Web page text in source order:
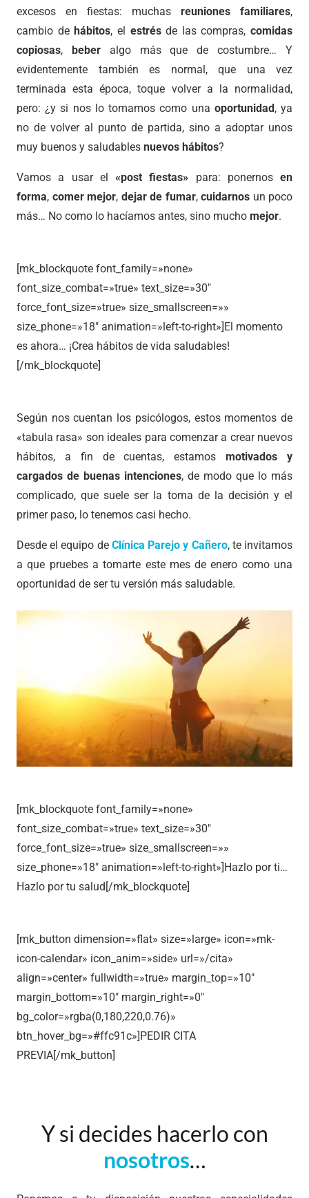
excesos en fiestas: muchas reuniones familiares,
cambio de hábitos, el estrésde las compras, comidas
copiosas, beberalgo más que de costumbre… Y
evidentemente también es normal, que una vez
terminada esta época, toque volver a la normalidad,
pero: ¿y si nos lo tomamos como una oportunidad , ya
no de volver al punto de partida, sino a adoptar unos
muy buenos y saludables nuevos hábitos?
Vamos a usar el «post fiestas» para: ponernos en
forma, comer mejor, dejar de fumar, cuidarnos un poco
más… No como lo hacíamos antes, sino mucho mejor.
[mk_blockquote font_family=»none»
font_size_combat=»true» text_size=»30″
force_font_size=»true» size_smallscreen=»»
size_phone=»18″ animation=»left-to-right»]El momento
es ahora… ¡Crea hábitos de vida saludables!
[/mk_blockquote]
Según nos cuentan los psicólogos, estos momentos de
«tabula rasa» son ideales para comenzar a crear nuevos
hábitos, a fin de cuentas, estamosmotivados y
cargados de buenas intenciones, de modo que lo más
complicado, que suele ser la toma de la decisión y el
primer paso, lo tenemos casi hecho.
Desde el equipo de Clínica Parejo y Cañero, te invitamos
a que pruebes a tomarte este mes de enero como una
oportunidad de ser tu versión más saludable.
[mk_blockquote font_family=»none»
font_size_combat=»true» text_size=»30″
force_font_size=»true» size_smallscreen=»»
size_phone=»18″ animation=»left-to-right»]Hazlo por ti…
Hazlo por tu salud[/mk_blockquote]
[mk_button dimension=»flat» size=»large» icon=»mk-
icon-calendar» icon_anim=»side» url=»/cita»
align=»center» fullwidth=»true» margin_top=»10″
margin_bottom=»10″ margin_right=»0″
bg_color=»rgba(0,180,220,0.76)»
btn_hover_bg=»#ffc91c»]PEDIR CITA
PREVIA[/mk_button]
Y si decides hacerlo con
nosotros…